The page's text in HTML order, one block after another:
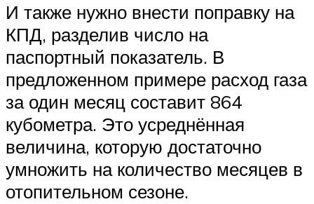
И также нужно внести поправку на
КПД, разделив число на
паспортный показатель. В
предложенном примере расход газа
за один месяц составит 864
кубометра. Это усреднённая
величина, которую достаточно
умножить на количество месяцев в
отопительном сезоне.